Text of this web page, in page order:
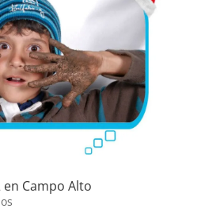
en Campo Alto